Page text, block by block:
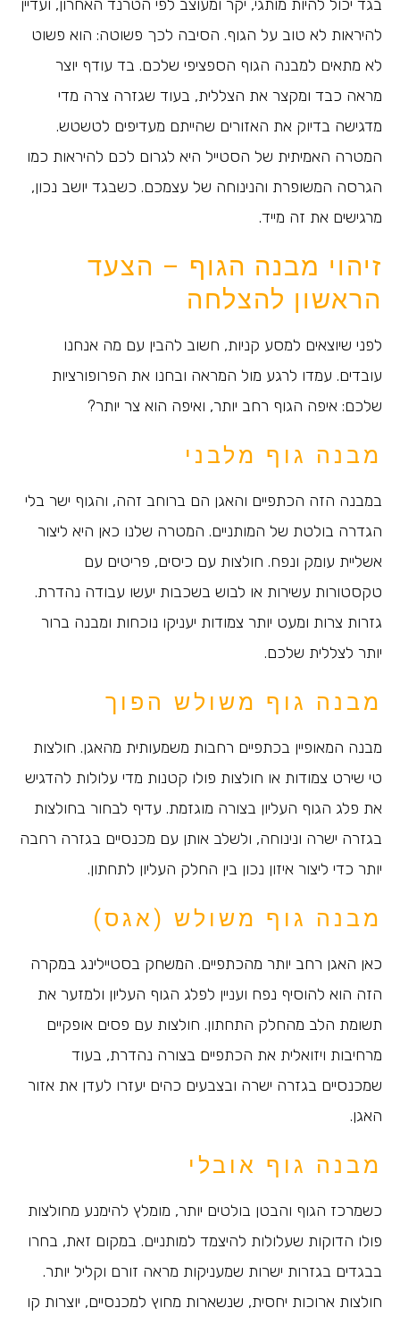
בגד יכול להיות מותגי, יקר ומעוצב לפי הטרנד האחרון, ועדיין
להיראות לא טוב על הגוף. הסיבה לכך פשוטה: הוא פשוט
לא מתאים למבנה הגוף הספציפי שלכם. בד עודף יוצר
מראה כבד ומקצר את הצללית, בעוד שגזרה צרה מדי
מדגישה בדיוק את האזורים שהייתם מעדיפים לטשטש.
המטרה האמיתית של הסטייל היא לגרום לכם להיראות כמו
הגרסה המשופרת והנינוחה של עצמכם. כשבגד יושב נכון,
מרגישים את זה מייד.
זיהוי מבנה הגוף – הצעד
הראשון להצלחה
לפני שיוצאים למסע קניות, חשוב להבין עם מה אנחנו
עובדים. עמדו לרגע מול המראה ובחנו את הפרופורציות
שלכם: איפה הגוף רחב יותר, ואיפה הוא צר יותר?
מבנה גוף מלבני
במבנה הזה הכתפיים והאגן הם ברוחב זהה, והגוף ישר בלי
הגדרה בולטת של המותניים. המטרה שלנו כאן היא ליצור
אשליית עומק ונפח. חולצות עם כיסים, פריטים עם
טקסטורות עשירות או לבוש בשכבות יעשו עבודה נהדרת.
גזרות צרות ומעט יותר צמודות יעניקו נוכחות ומבנה ברור
יותר לצללית שלכם.
מבנה גוף משולש הפוך
מבנה המאופיין בכתפיים רחבות משמעותית מהאגן. חולצות
טי שירט צמודות או חולצות פולו קטנות מדי עלולות להדגיש
את פלג הגוף העליון בצורה מוגזמת. עדיף לבחור בחולצות
בגזרה ישרה ונינוחה, ולשלב אותן עם מכנסיים בגזרה רחבה
יותר כדי ליצור איזון נכון בין החלק העליון לתחתון.
מבנה גוף משולש (אגס)
כאן האגן רחב יותר מהכתפיים. המשחק בסטיילינג במקרה
הזה הוא להוסיף נפח ועניין לפלג הגוף העליון ולמזער את
תשומת הלב מהחלק התחתון. חולצות עם פסים אופקיים
מרחיבות ויזואלית את הכתפיים בצורה נהדרת, בעוד
שמכנסיים בגזרה ישרה ובצבעים כהים יעזרו לעדן את אזור
האגן.
מבנה גוף אובלי
כשמרכז הגוף והבטן בולטים יותר, מומלץ להימנע מחולצות
פולו הדוקות שעלולות להיצמד למותניים. במקום זאת, בחרו
בבגדים בגזרות ישרות שמעניקות מראה זורם וקליל יותר.
חולצות ארוכות יחסית, שנשארות מחוץ למכנסיים, יוצרות קו